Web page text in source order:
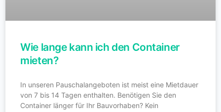
Wie lange kann ich den Container
mieten?
In unseren Pauschalangeboten ist meist eine Mietdauer
von 7 bis 14 Tagen enthalten. Benötigen Sie den
Container länger für Ihr Bauvorhaben? Kein